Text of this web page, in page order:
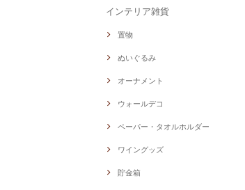
インテリア雑貨
置物
ぬいぐるみ
オーナメント
ウォールデコ
ペーパー・タオルホルダー
ワイングッズ
貯金箱